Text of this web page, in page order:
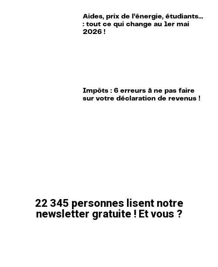
Aides, prix de l’énergie, étudiants…
: tout ce qui change au 1er mai
2026 !
Impôts : 6 erreurs à ne pas faire
sur votre déclaration de revenus !
22 345 personnes lisent notre
newsletter gratuite ! Et vous ?